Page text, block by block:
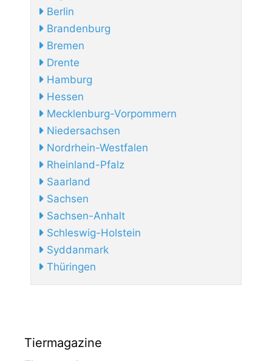
Berlin
Brandenburg
Bremen
Drente
Hamburg
Hessen
Mecklenburg-Vorpommern
Niedersachsen
Nordrhein-Westfalen
Rheinland-Pfalz
Saarland
Sachsen
Sachsen-Anhalt
Schleswig-Holstein
Syddanmark
Thüringen
Tiermagazine